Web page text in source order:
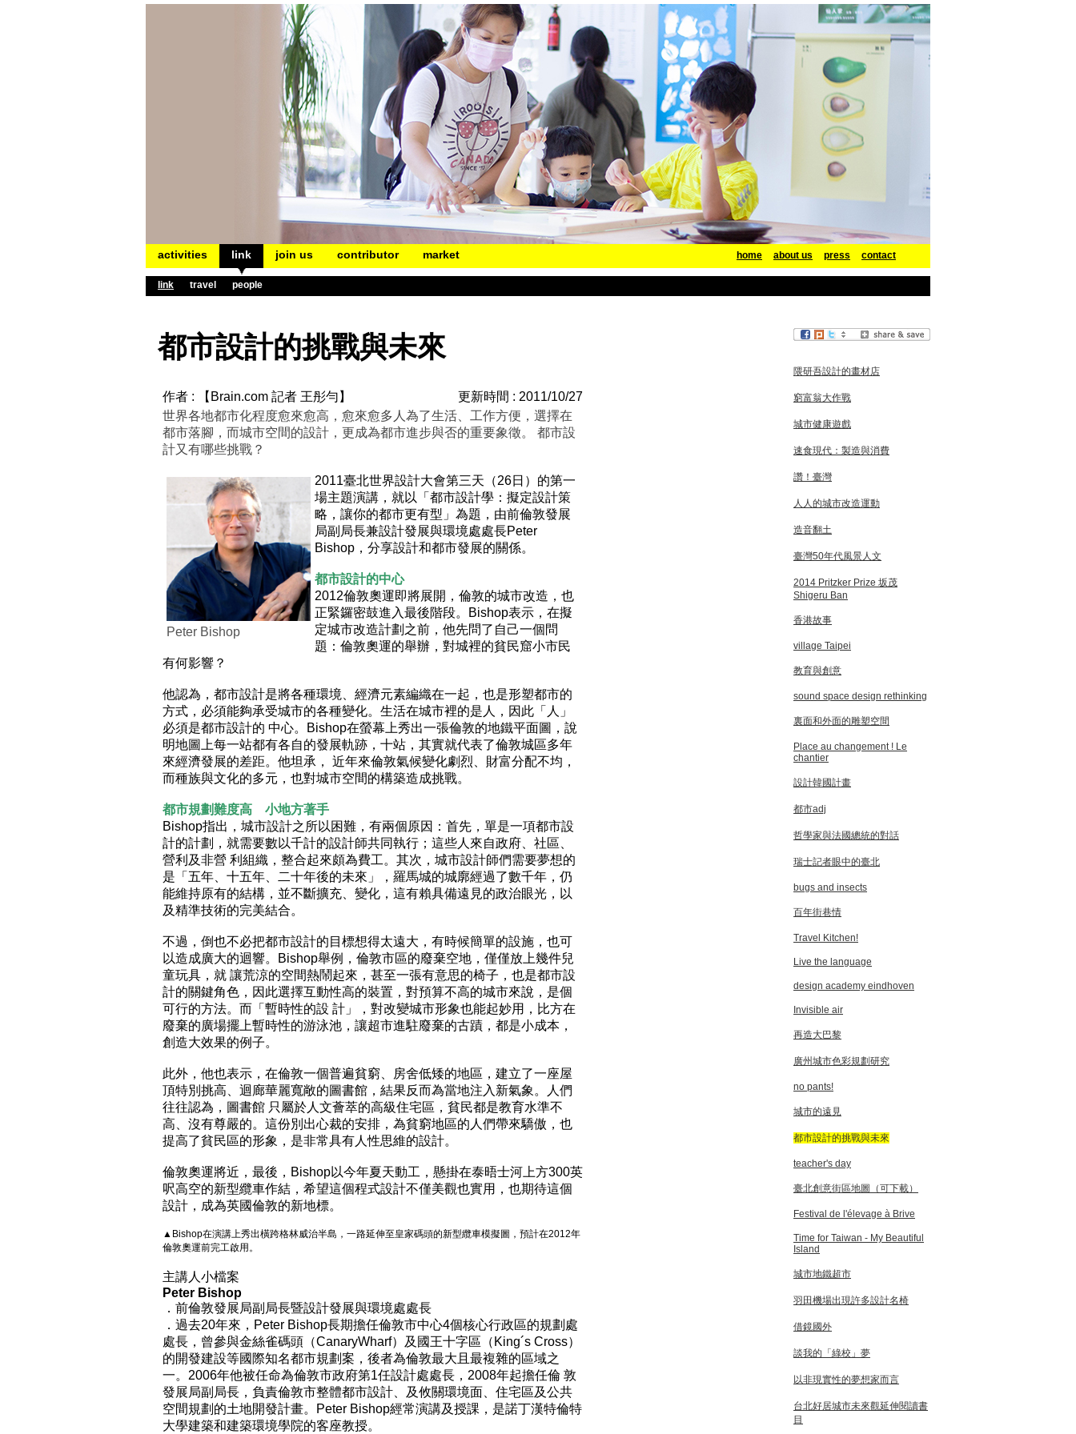
activities link join us contributor market home about us press contact
link travel people
都市設計的挑戰與未來
作者 : 【Brain.com 記者 王彤勻】
更新時間 : 2011/10/27
世界各地都市化程度愈來愈高，愈來愈多人為了生活、工作方便，選擇在
都市落腳，而城市空間的設計，更成為都市進步與否的重要象徵。 都市設
計又有哪些挑戰？
Peter Bishop
2011臺北世界設計大會第三天（26日）的第一
場主題演講，就以「都市設計學：擬定設計策
略，讓你的都市更有型」為題，由前倫敦發展
局副局長兼設計發展與環境處處長Peter
Bishop，分享設計和都市發展的關係。
都市設計的中心
2012倫敦奧運即將展開，倫敦的城市改造，也
正緊鑼密鼓進入最後階段。Bishop表示，在擬
定城市改造計劃之前，他先問了自己一個問
題：倫敦奧運的舉辦，對城裡的貧民窟小市民
有何影響？
他認為，都市設計是將各種環境、經濟元素編織在一起，也是形塑都市的
方式，必須能夠承受城市的各種變化。生活在城市裡的是人，因此「人」
必須是都市設計的 中心。Bishop在螢幕上秀出一張倫敦的地鐵平面圖，說
明地圖上每一站都有各自的發展軌跡，十站，其實就代表了倫敦城區多年
來經濟發展的差距。他坦承， 近年來倫敦氣候變化劇烈、財富分配不均，
而種族與文化的多元，也對城市空間的構築造成挑戰。
都市規劃難度高 小地方著手
Bishop指出，城市設計之所以困難，有兩個原因：首先，單是一項都市設
計的計劃，就需要數以千計的設計師共同執行；這些人來自政府、社區、
營利及非營 利組織，整合起來頗為費工。其次，城市設計師們需要夢想的
是「五年、十五年、二十年後的未來」，羅馬城的城廓經過了數千年，仍
能維持原有的結構，並不斷擴充、變化，這有賴具備遠見的政治眼光，以
及精準技術的完美結合。
不過，倒也不必把都市設計的目標想得太遠大，有時候簡單的設施，也可
以造成廣大的迴響。Bishop舉例，倫敦市區的廢棄空地，僅僅放上幾件兒
童玩具，就 讓荒涼的空間熱鬧起來，甚至一張有意思的椅子，也是都市設
計的關鍵角色，因此選擇互動性高的裝置，對預算不高的城市來說，是個
可行的方法。而「暫時性的設 計」，對改變城市形象也能起妙用，比方在
廢棄的廣場擺上暫時性的游泳池，讓超市進駐廢棄的古蹟，都是小成本，
創造大效果的例子。
此外，他也表示，在倫敦一個普遍貧窮、房舍低矮的地區，建立了一座屋
頂特別挑高、迴廊華麗寬敞的圖書館，結果反而為當地注入新氣象。人們
往往認為，圖書館 只屬於人文薈萃的高級住宅區，貧民都是教育水準不
高、沒有尊嚴的。這份別出心裁的安排，為貧窮地區的人們帶來驕傲，也
提高了貧民區的形象，是非常具有人性思維的設計。
倫敦奧運將近，最後，Bishop以今年夏天動工，懸掛在泰晤士河上方300英
呎高空的新型纜車作結，希望這個程式設計不僅美觀也實用，也期待這個
設計，成為英國倫敦的新地標。
▲Bishop在演講上秀出橫跨格林威治半島，一路延伸至皇家碼頭的新型纜車模擬圖，預計在2012年
倫敦奧運前完工啟用。
主講人小檔案
Peter Bishop
．前倫敦發展局副局長暨設計發展與環境處處長
．過去20年來，Peter Bishop長期擔任倫敦市中心4個核心行政區的規劃處
處長，曾參與金絲雀碼頭（CanaryWharf）及國王十字區（King´s Cross）
的開發建設等國際知名都市規劃案，後者為倫敦最大且最複雜的區域之
一。2006年他被任命為倫敦市政府第1任設計處處長，2008年起擔任倫 敦
發展局副局長，負責倫敦市整體都市設計、及攸關環境面、住宅區及公共
空間規劃的土地開發計畫。Peter Bishop經常演講及授課，是諾丁漢特倫特
大學建築和建築環境學院的客座教授。
隈研吾設計的畫材店
窮富翁大作戰
城市健康遊戲
速食現代：製造與消費
讚！臺灣
人人的城市改造運動
造音翻土
臺灣50年代風景人文
2014 Pritzker Prize 坂茂
Shigeru Ban
香港故事
village Taipei
教育與創意
sound space design rethinking
裏面和外面的雕塑空間
Place au changement ! Le
chantier
設計韓國計畫
都市adj
哲學家與法國總統的對話
瑞士記者眼中的臺北
bugs and insects
百年街巷情
Travel Kitchen!
Live the language
design academy eindhoven
Invisible air
再造大巴黎
廣州城市色彩規劃研究
no pants!
城市的遠見
都市設計的挑戰與未來
teacher's day
臺北創意街區地圖（可下載）
Festival de l'élevage à Brive
Time for Taiwan - My Beautiful
Island
城市地鐵超市
羽田機場出現許多設計名椅
借鏡國外
談我的「綠校」夢
以非現實性的夢想家而言
台北好居城市未來觀延伸閱讀書
目